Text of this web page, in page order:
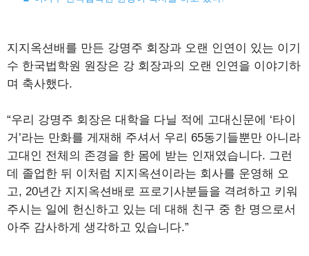
지지옥션배를 만든 강명주 회장과 오랜 인연이 있는 이기
수 한국법학원 원장은 강 회장과의 오랜 인연을 이야기하
며 축사했다.
“우리 강명주 회장은 대학을 다닐 적에 고대신문에 ‘타이
거’라는 만화를 게재해 주셔서 우리 65동기들뿐만 아니라
고대인 전체의 존경을 한 몸에 받는 인재였습니다. 그런
데 졸업한 뒤 이처럼 지지옥션이라는 회사를 운영해 오
고, 20년간 지지옥션배로 프로기사분들을 격려하고 키워
주시는 일에 헌신하고 있는 데 대해 친구 중 한 명으로서
아주 감사하게 생각하고 있습니다.”